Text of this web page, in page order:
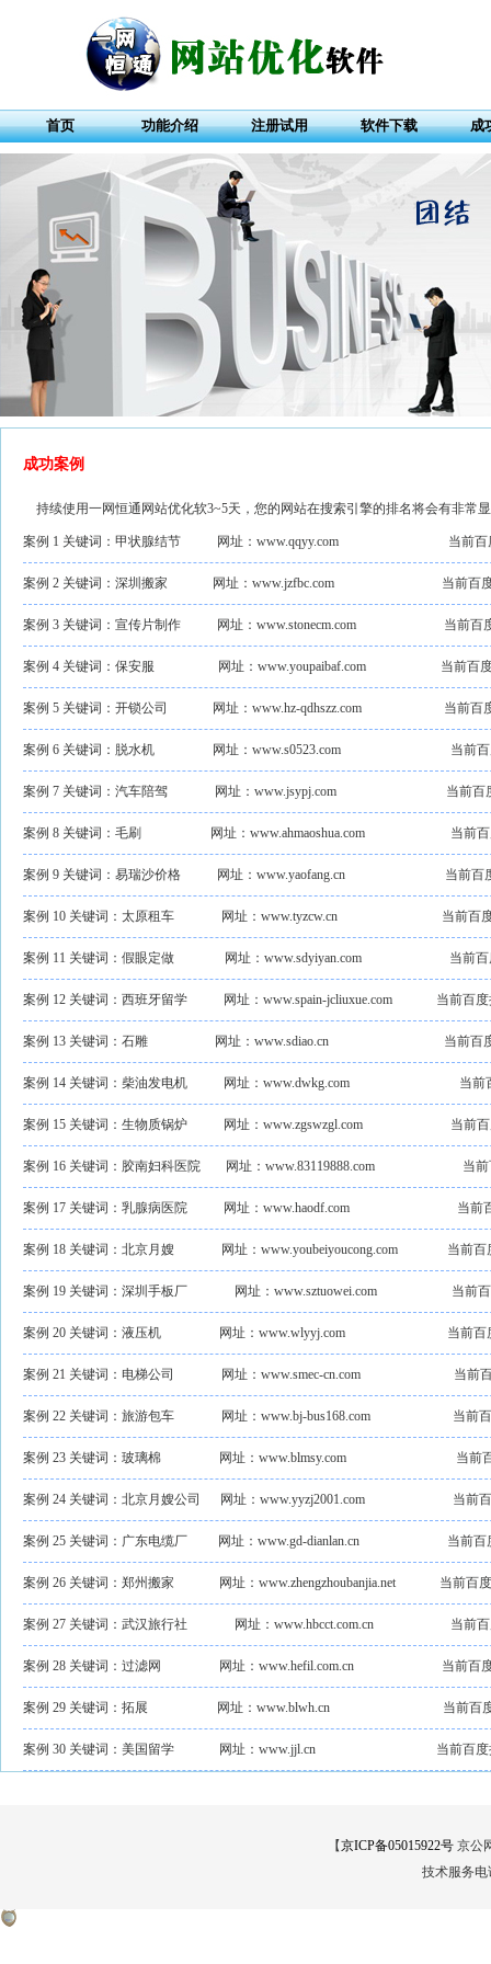
首页 功能介绍 注册试用 软件下载 成
成功案例
持续使用一网恒通网站优化软3~5天，您的网站在搜索引擎的排名将会有非常
案例 1 关键词：甲状腺结节 网址：www.qqyy.com 当前
案例 2 关键词：深圳搬家 网址：www.jzfbc.com 当前百
案例 3 关键词：宣传片制作 网址：www.stonecm.com 当前百
案例 4 关键词：保安服 网址：www.youpaibaf.com 当前百
案例 5 关键词：开锁公司 网址：www.hz-qdhszz.com 当前百
案例 6 关键词：脱水机 网址：www.s0523.com 当前
案例 7 关键词：汽车陪驾 网址：www.jsypj.com 当前百
案例 8 关键词：毛刷 网址：www.ahmaoshua.com 当前
案例 9 关键词：易瑞沙价格 网址：www.yaofang.cn 当前百
案例 10 关键词：太原租车 网址：www.tyzcw.cn 当前百
案例 11 关键词：假眼定做 网址：www.sdyiyan.com 当前
案例 12 关键词：西班牙留学 网址：www.spain-jcliuxue.com 当前百
案例 13 关键词：石雕 网址：www.sdiao.cn 当前百
案例 14 关键词：柴油发电机 网址：www.dwkg.com 当前
案例 15 关键词：生物质锅炉 网址：www.zgswzgl.com 当前
案例 16 关键词：胶南妇科医院 网址：www.83119888.com 当
案例 17 关键词：乳腺病医院 网址：www.haodf.com 当前
案例 18 关键词：北京月嫂 网址：www.youbeiyoucong.com 当前百
案例 19 关键词：深圳手板厂 网址：www.sztuowei.com 当前
案例 20 关键词：液压机 网址：www.wlyyj.com 当前百
案例 21 关键词：电梯公司 网址：www.smec-cn.com 当前
案例 22 关键词：旅游包车 网址：www.bj-bus168.com 当前
案例 23 关键词：玻璃棉 网址：www.blmsy.com 当前
案例 24 关键词：北京月嫂公司 网址：www.yyzj2001.com 当前
案例 25 关键词：广东电缆厂 网址：www.gd-dianlan.cn 当前百
案例 26 关键词：郑州搬家 网址：www.zhengzhoubanjia.net 当前百
案例 27 关键词：武汉旅行社 网址：www.hbcct.com.cn 当前
案例 28 关键词：过滤网 网址：www.hefil.com.cn 当前百
案例 29 关键词：拓展 网址：www.blwh.cn 当前百
案例 30 关键词：美国留学 网址：www.jjl.cn 当前百
【京ICP备05015922号 京公
技术服务电